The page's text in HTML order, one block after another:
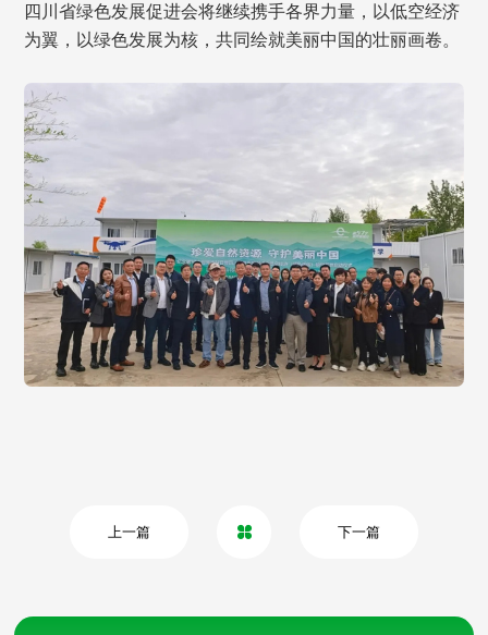
四川省绿色发展促进会将继续携手各界力量，以低空经济
为翼，以绿色发展为核，共同绘就美丽中国的壮丽画卷。
上一篇  下一篇